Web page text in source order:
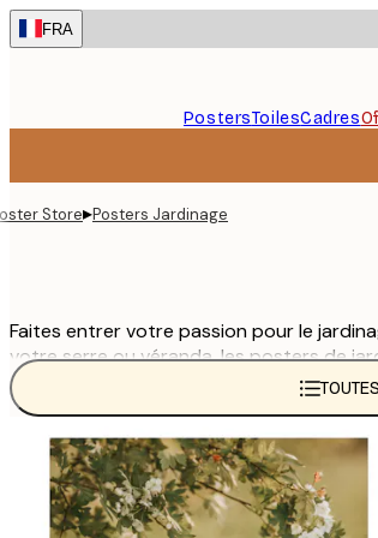
Skip
to
FRA
PostersToilesCadres
Store▸Posters Jardinage
Faites entrer votre passion pour le
votre serre ou véranda, les posters de
citations sur le jardinage, notre sélection